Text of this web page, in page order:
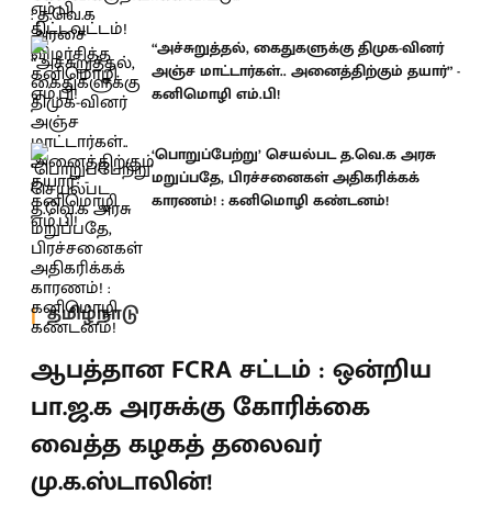
“அச்சுறுத்தல், கைதுகளுக்கு திமுக-வினர்
அஞ்ச மாட்டார்கள்.. அனைத்திற்கும் தயார்” -
கனிமொழி எம்.பி!
‘பொறுப்பேற்று’ செயல்பட த.வெ.க அரசு
மறுப்பதே, பிரச்சனைகள் அதிகரிக்கக்
காரணம்! : கனிமொழி கண்டனம்!
தமிழ்நாடு
ஆபத்தான FCRA சட்டம் : ஒன்றிய
பா.ஜ.க அரசுக்கு கோரிக்கை
வைத்த கழகத் தலைவர்
மு.க.ஸ்டாலின்!